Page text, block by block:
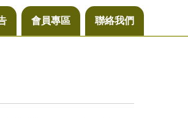
會員專區 聯絡我們